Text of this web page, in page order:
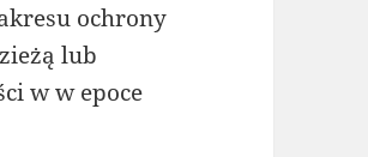
ochrony
lub
w w epoce